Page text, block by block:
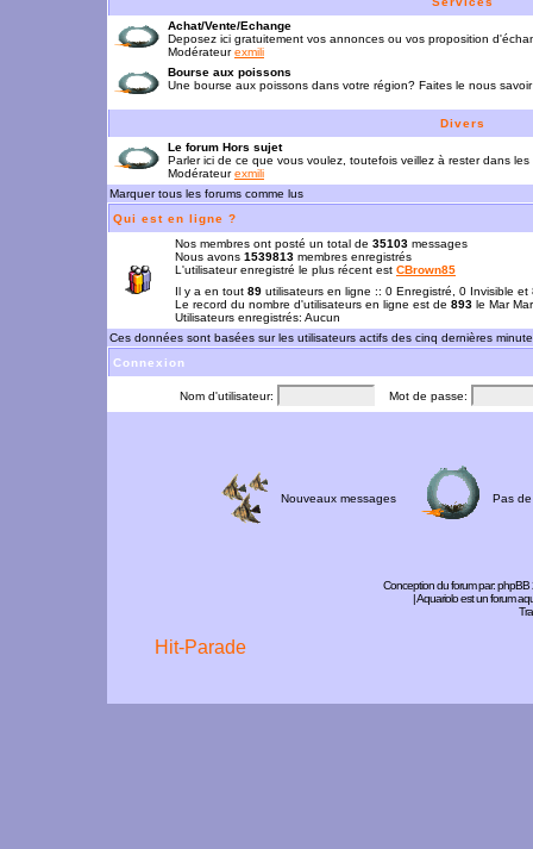
Achat/Vente/Echange
Deposez ici gratuitement vos annonces ou vos proposition
Modérateurexmili
Bourse aux poissons
Une bourse aux poissons dans votre région? Faites le nous savoir
Divers
Le forum Hors sujet
Parler ici de ce que vous voulez, toutefois veillez à rester dans les
Modérateurexmili
Marquer tous les forums comme lus
Qui est en ligne ?
Nos membres ont posté un total de 35103 messages
Nous avons 1539813 membres enregistrés
L'utilisateur enregistré le plus récent est CBrown85
Il y a en tout 89 utilisateurs en ligne :: 0 Enregistré, 0 Invisible
Le record du nombre d'utilisateurs en ligne est de 893 le Mar
Utilisateurs enregistrés: Aucun
Ces données sont basées sur les utilisateurs actifs des cinq dernières
Connexion
Nom d'utilisateur: Mot de passe:
Nouveaux messages Pas
Conception du forum par:phpBB
| Aquariolo est un forum